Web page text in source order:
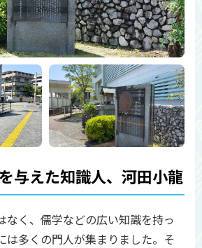
与えた知識人、河田小龍
なく、儒学などの広い知識を持っ
は多くの門人が集まりました。そ